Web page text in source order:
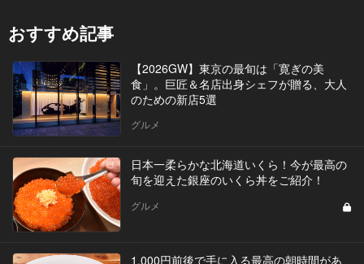
おすすめ記事
【2026GW】東京の最旬は「寛ぎの美
食」。巨匠＆名店出身シェフが贈る、大人
のための新店5選
グルメ
日本一柔らかな北海道いくら！今が最高の
旬を迎えた銀座のいくら丼をご紹介！
グルメ
1,000円前後で手に入る最高の朝時間があ